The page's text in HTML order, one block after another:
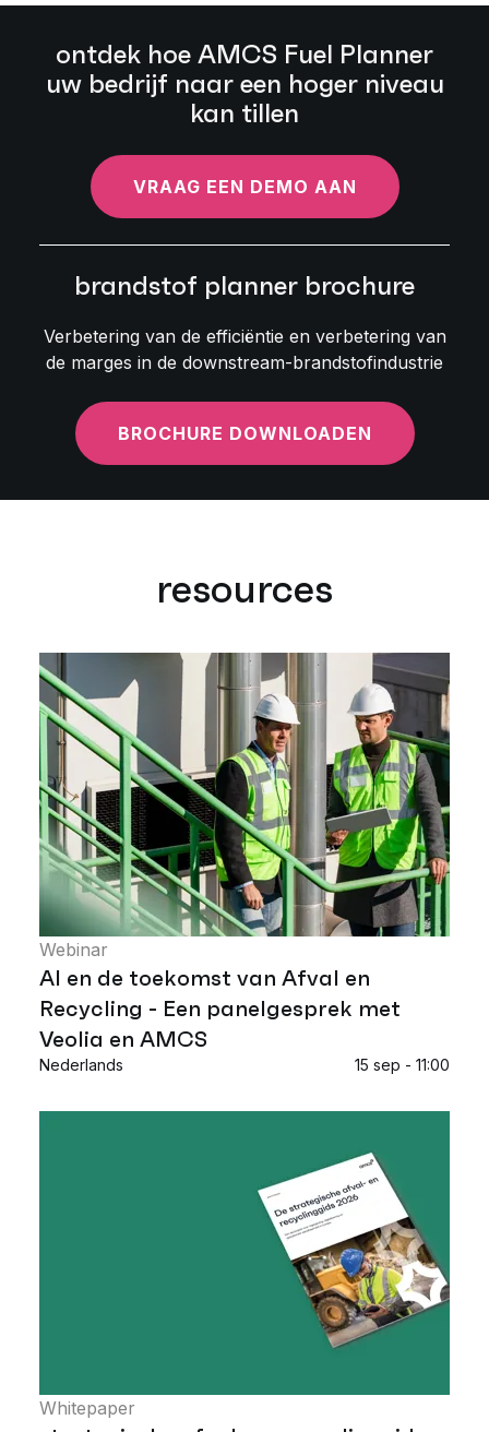
ontdek hoe AMCS Fuel Planner
uw bedrijf naar een hoger niveau
kan tillen
VRAAG EEN DEMO AAN
brandstof planner brochure
Verbetering van de efficiëntie en verbetering van
de marges in de downstream-brandstofindustrie
BROCHURE DOWNLOADEN
resources
Webinar
AI en de toekomst van Afval en
Recycling - Een panelgesprek met
Veolia en AMCS
Nederlands 15 sep - 11:00
Whitepaper